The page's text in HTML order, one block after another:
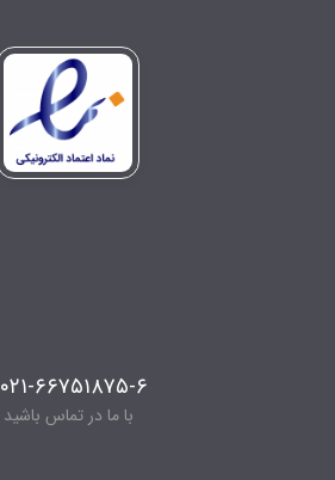
۰۲۱-۶۶۷۵۱۸۷۵-۶
با ما در تماس باشید